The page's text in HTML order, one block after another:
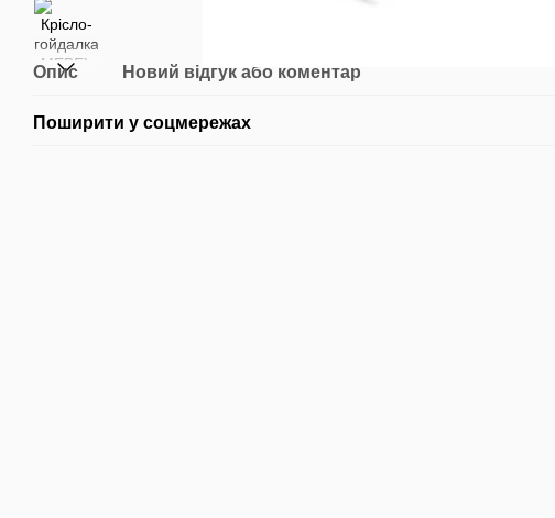
Опис Новий відгук або коментар
Поширити у соцмережах